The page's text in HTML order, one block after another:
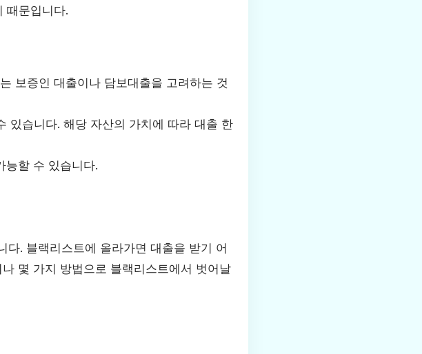
때문입니다.
보증인 대출이나 담보대출을 고려하는 것
있습니다. 해당 자산의 가치에 따라 대출 한
능할 수 있습니다.
. 블랙리스트에 올라가면 대출을 받기 어
몇 가지 방법으로 블랙리스트에서 벗어날